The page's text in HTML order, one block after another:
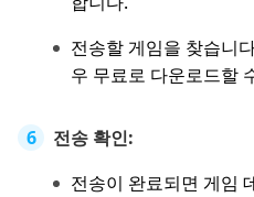
전송할 게임을 찾습니
우 무료로 다운로드할
전송 확인:
전송이 완료되면 게임